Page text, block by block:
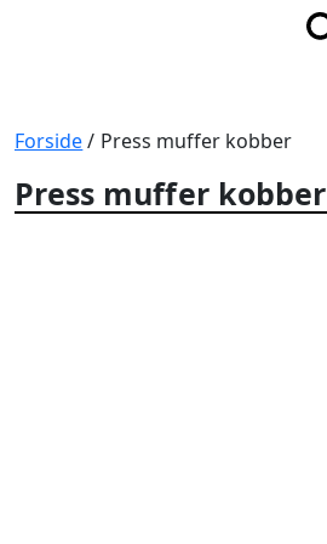
Forside/ Press muffer kobber
Press muffer kobber